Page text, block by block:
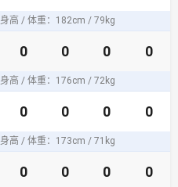
身高 / 体重：182cm / 79kg
0 0 0 0
身高 / 体重：176cm / 72kg
0 0 0 0
身高 / 体重：173cm / 71kg
0 0 0 0